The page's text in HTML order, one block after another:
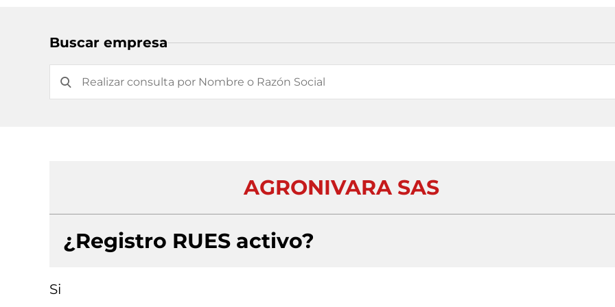
Buscar empresa
AGRONIVARA SAS
¿Registro RUES activo?
Si